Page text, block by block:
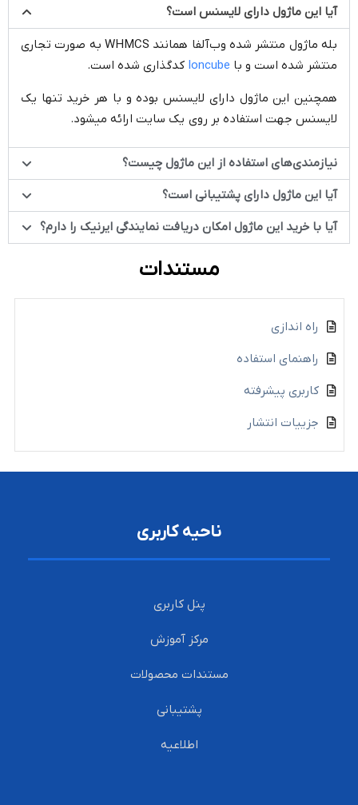
آیا این ماژول دارای لایسنس است؟
بله ماژول منتشر شده وب‌آلفا همانند WHMCS به صورت تجاری
منتشر شده است و با Ioncube کدگذاری شده است.
همچنین این ماژول دارای لایسنس بوده و با هر خرید تنها یک
لایسنس جهت استفاده بر روی یک سایت ارائه میشود.
نیازمندی‌های استفاده از این ماژول چیست؟
آیا این ماژول دارای پشتیبانی است؟
آیا با خرید این ماژول امکان دریافت نمایندگی ایرنیک را دارم؟
مستندات
راه اندازی
راهنمای استفاده
کاربری پیشرفته
جزییات انتشار
ناحیه کاربری
پنل کاربری
مرکز آموزش
مستندات محصولات
پشتیبانی
اطلاعیه